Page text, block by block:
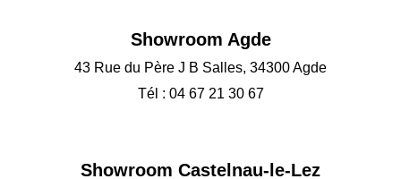
Showroom Agde
43 Rue du Père J B Salles, 34300 Agde
Tél : 04 67 21 30 67
Showroom Castelnau-le-Lez